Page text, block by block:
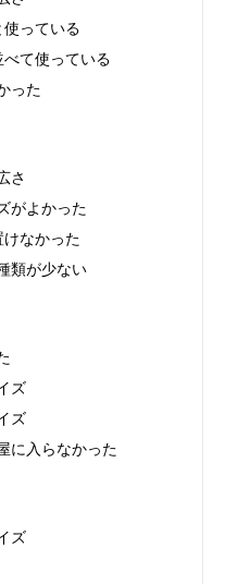
使っている
べて使っている
った
さ
がよかった
けなかった
類が少ない
ズ
ズ
に入らなかった
ズ